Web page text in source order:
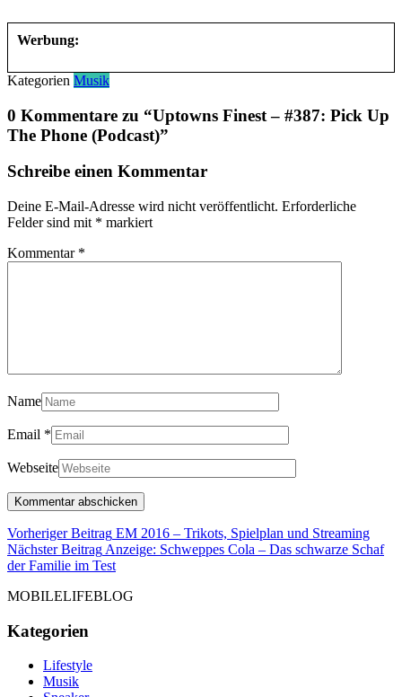
Werbung:
Kategorien Musik
0 Kommentare zu “Uptowns Finest – #387: Pick Up
The Phone (Podcast)”
Schreibe einen Kommentar
Deine E-Mail-Adresse wird nicht veröffentlicht. Erforderliche
Felder sind mit * markiert
Kommentar *
Name
Email *
Webseite
Beitragsnavigation
Vorheriger Beitrag EM 2016 – Trikots, Spielplan und Streaming
Nächster Beitrag Anzeige: Schweppes Cola – Das schwarze Schaf
der Familie im TestNächster
MOBILELIFEBLOG
Kategorien
Lifestyle
Musik